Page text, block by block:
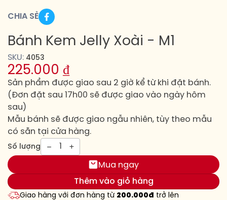
CHIA SẺ
Bánh Kem Jelly Xoài - M1
SKU: 4053
225.000 ₫
Sản phẩm được giao sau 2 giờ kể từ khi đặt bánh.
(Đơn đặt sau 17h00 sẽ được giao vào ngày hôm
sau)
Mẫu bánh sẽ được giao ngẫu nhiên, tùy theo mẫu
có sẵn tại cửa hàng.
Số lượng 1
Mua ngay
Thêm vào giỏ hàng
Giao hàng với đơn hàng từ 200.000đ trở lên